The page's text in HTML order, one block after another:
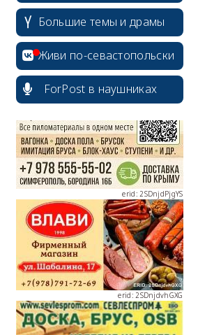
Большие темы и драмы
Живи по-севастопольски
ForPost в наушниках
erid: 2SDnjcrDNw6
erid: 2SDnjdPjgYS
erid: 2SDnjdvhGXG